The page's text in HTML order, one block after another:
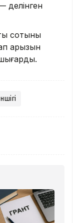
делінген
сотының
арызын